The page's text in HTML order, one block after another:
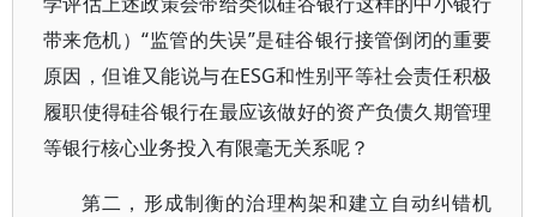
带来危机）“监管的失误”是硅谷银行接管倒闭的重要
原因，但谁又能说与在ESG和性别平等社会责任积极
履职使得硅谷银行在最应该做好的资产负债久期管理
等银行核心业务投入有限毫无关系呢？
第二，形成制衡的治理构架和建立自动纠错机